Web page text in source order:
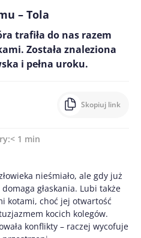
– Tola
trafiła do nas razem
Została znaleziona
i pełna uroku.
Skopiuj link
< 1 min
nieśmiało, ale gdy już
głaskania. Lubi także
kotami, choć jej otwartość
kocich kolegów.
konflikty – raczej wycofuje